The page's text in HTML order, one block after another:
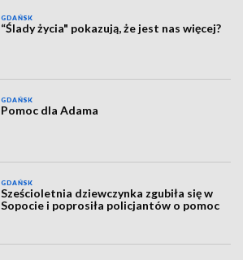
GDAŃSK
“Ślady życia" pokazują, że jest nas więcej?
GDAŃSK
Pomoc dla Adama
GDAŃSK
Sześcioletnia dziewczynka zgubiła się w
Sopocie i poprosiła policjantów o pomoc